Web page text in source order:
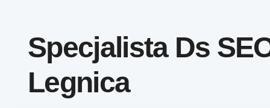
Specjalista Ds
Legnica